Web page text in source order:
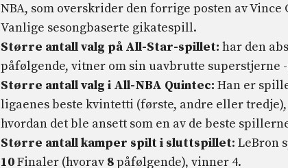
NBA, som overskrider den forrige posten av Vince
Vanlige sesongbaserte gikatespill.
Større antall valg på All-Star-spillet: har den
påfølgende, vitner om sin uavbrutte superstjerne
Større antall valg i All-NBA Quintec: Han er
ligaenes beste kvintetti (første, andre eller tredje),
hvordan det ble ansett som en av de beste
Større antall kamper spilt i sluttspillet: LeBron
10Finaler (hvorav 8påfølgende), vinner 4.